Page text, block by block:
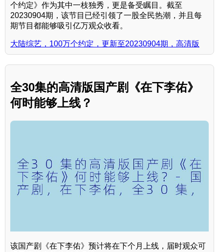
个约定》作为其中一枝独秀，更是备受瞩目。截至
20230904期，该节目已经引领了一股全民热潮，并且每
期节目都能够吸引亿万观众收看。
大陆综艺，100万个约定，更新至20230904期，高清版
全30集的高清版国产剧《在下李佑》
何时能够上线？
该国产剧《在下李佑》预计将在下个月上线，届时观众可